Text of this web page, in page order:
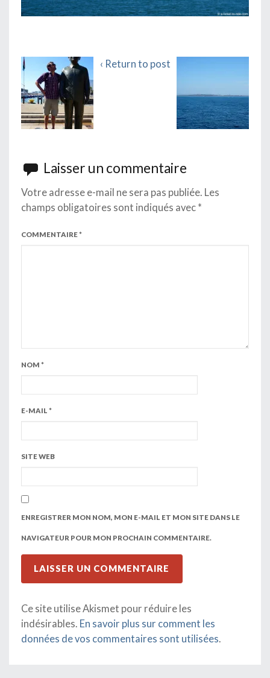
‹ Return to post
Laisser un commentaire
Votre adresse e-mail ne sera pas publiée. Les
champs obligatoires sont indiqués avec *
COMMENTAIRE*
NOM *
E-MAIL *
SITE WEB
ENREGISTRER MON NOM, MON E-MAIL ET MON SITE DANS LE
NAVIGATEUR POUR MON PROCHAIN COMMENTAIRE.
Ce site utilise Akismet pour réduire les
indésirables. En savoir plus sur comment les
données de vos commentaires sont utilisées.